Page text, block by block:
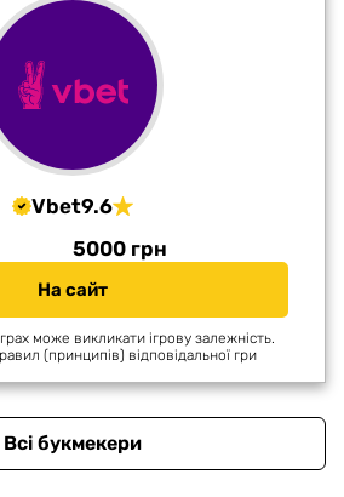
Vbet9.6
5000 грн
На сайт
може викликати ігрову залежність.
(принципів) відповідальної гри
Всі букмекери